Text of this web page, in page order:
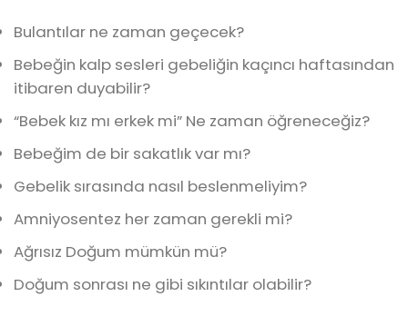
Bulantılar ne zaman geçecek?
Bebeğin kalp sesleri gebeliğin kaçıncı haftasından
itibaren duyabilir?
“Bebek kız mı erkek mi” Ne zaman öğreneceğiz?
Bebeğim de bir sakatlık var mı?
Gebelik sırasında nasıl beslenmeliyim?
Amniyosentez her zaman gerekli mi?
Ağrısız Doğum mümkün mü?
Doğum sonrası ne gibi sıkıntılar olabilir?